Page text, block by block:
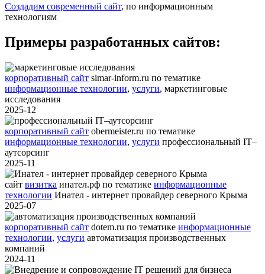
Создадим современный сайт, по информационным
технологиям
Примеры разработанных сайтов:
корпоративный сайт simar-inform.ru по тематике
информационные технологии, услуги, маркетинговые
исследования
2025-12
корпоративный сайт obermeister.ru по тематике
информационные технологии, услуги профессиональный IT–
аутсорсинг
2025-11
сайт визитка инател.рф по тематике информационные
технологии Инател - интернет провайдер северного Крыма
2025-07
корпоративный сайт dotem.ru по тематике информационные
технологии, услуги автоматизация производственных
компаний
2024-11